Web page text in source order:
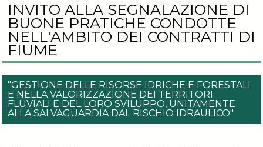
INVITO ALLA SEGNALAZIONE DI
BUONE PRATICHE CONDOTTE
NELL'AMBITO DEI CONTRATTI DI
FIUME
"GESTIONE DELLE RISORSE IDRICHE E FORESTALI
E NELLA VALORIZZAZIONE DEI TERRITORI
FLUVIALI E DEL LORO SVILUPPO, UNITAMENTE
ALLA SALVAGUARDIA DAL RISCHIO IDRAULICO"